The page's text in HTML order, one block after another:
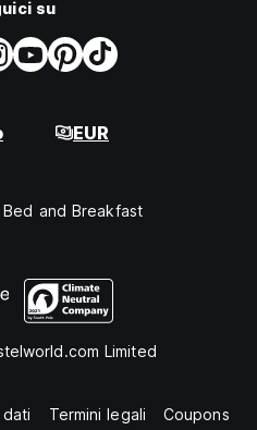
su
EUR
Bed and Breakfast
Limited
Termini legali Coupons